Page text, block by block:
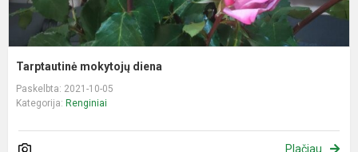
Tarptautinė mokytojų diena
Paskelbta: 2021-10-05
Kategorija: Renginiai
Plačiau